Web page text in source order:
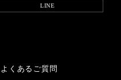
LINE
よくあるご質問